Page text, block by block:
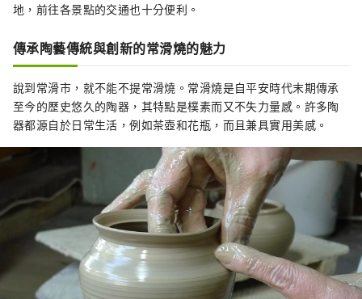
地，前往各景點的交通也十分便利。
傳承陶藝傳統與創新的常滑燒的魅力
說到常滑市，就不能不提常滑燒。常滑燒是自平安時代末期傳承
至今的歷史悠久的陶器，其特點是樸素而又不失力量感。許多陶
器都源自於日常生活，例如茶壺和花瓶，而且兼具實用美感。